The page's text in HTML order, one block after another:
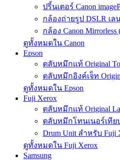
ปริ้นเตอร์ Canon
กล้องถ่ายรูป DSLR เล
กล้อง Canon Mirrorless
ดูทั้งหมดใน Canon
Epson
ตลับหมึกแท้ Original
ตลับหมึกอิงค์เจ็ท
ดูทั้งหมดใน Epson
Fuji Xerox
ตลับหมึกแท้ Original
ตลับหมึกโทนเนอร์เทีย
Drum Unit สำหรับ Fuji
ดูทั้งหมดใน Fuji Xerox
Samsung